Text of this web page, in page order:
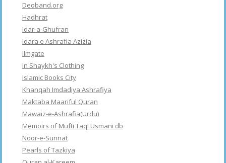
Deoband.org
Hadhrat
Idar-a-Ghufran
Idara e Ashrafia Azizia
Ilmgate
In Shaykh's Clothing
Islamic Books City
Khanqah Imdadiya Ashrafiya
Maktaba Maariful Quran
Mawaiz-e-Ashrafia(Urdu)
Memoirs of Mufti Taqi Usmani db
Noor-e-Sunnat
Pearls of Tazkiya